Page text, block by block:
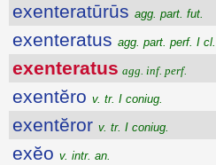
exenteratūrūs agg. part. fut.
exenteratus agg. part. perf. I cl.
exenteratus agg. inf. perf.
exentĕro v. tr. I coniug.
exentĕror v. tr. I coniug.
exĕo v. intr. an.